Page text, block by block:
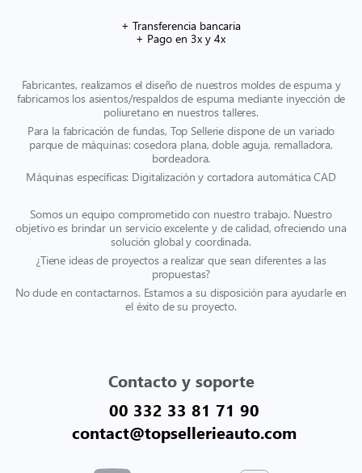
+ Transferencia bancaria
+ Pago en 3x y 4x
Fabricantes, realizamos el diseño de nuestros moldes de espuma y
fabricamos los asientos/respaldos de espuma mediante inyección de
poliuretano en nuestros talleres.
Para la fabricación de fundas, Top Sellerie dispone de un variado
parque de máquinas: cosedora plana, doble aguja, remalladora,
bordeadora.
Máquinas específicas: Digitalización y cortadora automática CAD
Somos un equipo comprometido con nuestro trabajo. Nuestro
objetivo es brindar un servicio excelente y de calidad, ofreciendo una
solución global y coordinada.
¿Tiene ideas de proyectos a realizar que sean diferentes a las
propuestas?
No dude en contactarnos. Estamos a su disposición para ayudarle en
el éxito de su proyecto.
Contacto y soporte
00 332 33 81 71 90
contact@topsellerieauto.com